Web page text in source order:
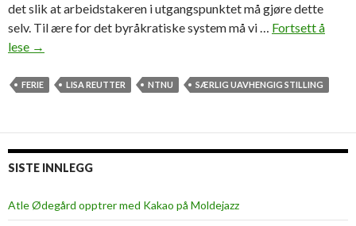
det slik at arbeidstakeren i utgangspunktet må gjøre dette
selv. Til ære for det byråkratiske system må vi … Fortsett å
lese H
a
n
æ
r
→
FERIE LISA REUTTER NTNU SÆRLIG UAVHENGIG STILLING
SISTE INNLEGG
Atle Ødegård opptrer med Kakao på Moldejazz